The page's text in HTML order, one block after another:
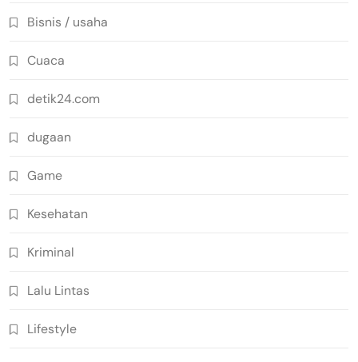
Bisnis / usaha
Cuaca
detik24.com
dugaan
Game
Kesehatan
Kriminal
Lalu Lintas
Lifestyle